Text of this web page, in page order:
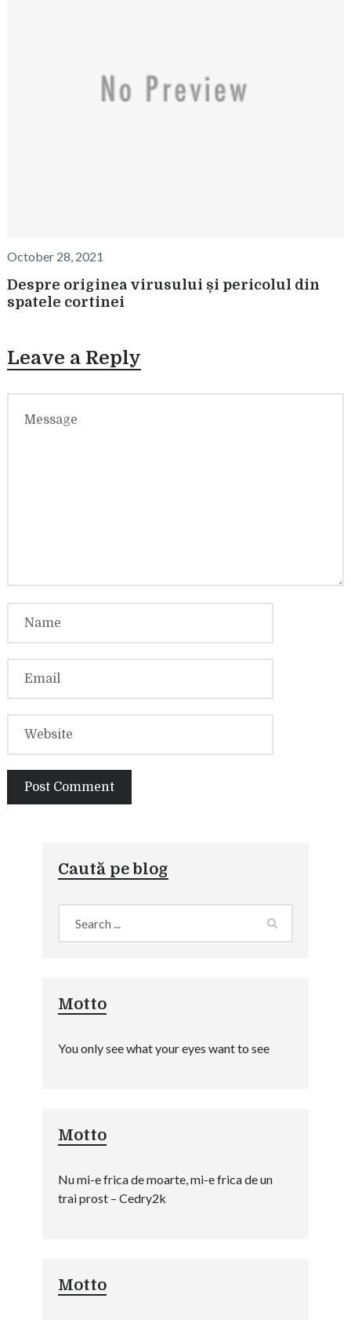
October 28, 2021
Despre originea virusului și pericolul din
spatele cortinei
Leave a Reply
Caută pe blog
Motto
You only see what your eyes want to see
Motto
Nu mi-e frica de moarte, mi-e frica de un
trai prost – Cedry2k
Motto